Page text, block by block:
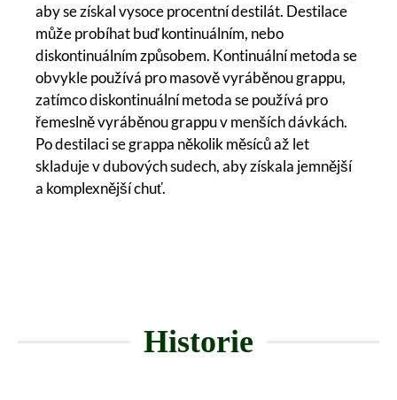
aby se získal vysoce procentní destilát. Destilace
může probíhat buď kontinuálním, nebo
diskontinuálním způsobem. Kontinuální metoda se
obvykle používá pro masově vyráběnou grappu,
zatímco diskontinuální metoda se používá pro
řemeslně vyráběnou grappu v menších dávkách.
Po destilaci se grappa několik měsíců až let
skladuje v dubových sudech, aby získala jemnější
a komplexnější chuť.
Historie